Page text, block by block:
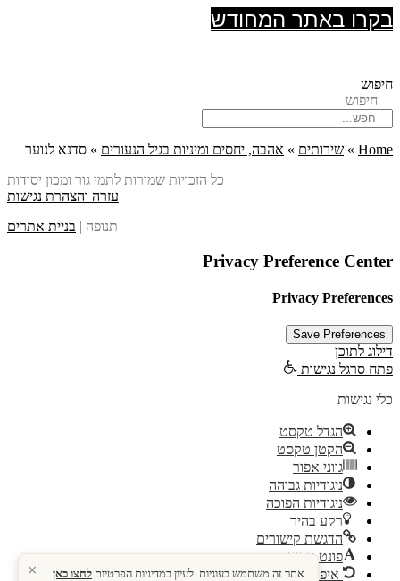
בקרו באתר המחודש
חיפוש
חיפוש
Home
» שירותים » אהבה, יחסים ומיניות בגיל הנעורים » סדנא לנוער
כל הזכויות שמורות לתמי גור ומכון יסודות
עזרה והצהרת נגישות
תנופה | בניית אתרים
Privacy Preference Center
Privacy Preferences
× אתר זה משתמש בעוגיות. לעיון במדיניות הפרטיות לחצו כאן.
דילוג לתוכן
פתח סרגל נגישות
כלי נגישות
הגדל טקסט
הקטן טקסט
גווני אפור
ניגודיות גבוהה
ניגודיות הפוכה
רקע בהיר
הדגשת קישורים
פונט קריא
איפוס